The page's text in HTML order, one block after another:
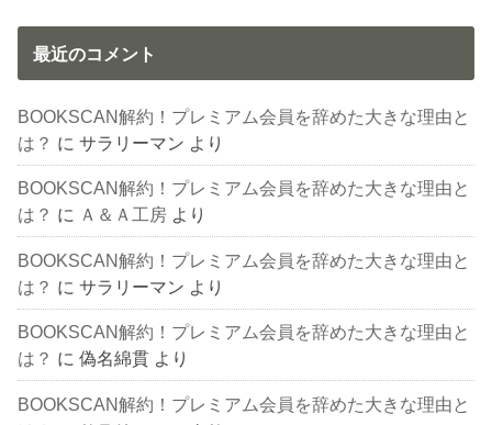
最近のコメント
BOOKSCAN解約！プレミアム会員を辞めた大きな理由と
は？ にサラリーマン より
BOOKSCAN解約！プレミアム会員を辞めた大きな理由と
は？ に Ａ＆Ａ工房 より
BOOKSCAN解約！プレミアム会員を辞めた大きな理由と
は？ にサラリーマン より
BOOKSCAN解約！プレミアム会員を辞めた大きな理由と
は？ に偽名綿貫 より
BOOKSCAN解約！プレミアム会員を辞めた大きな理由と